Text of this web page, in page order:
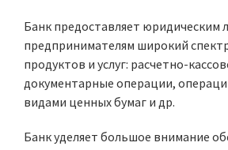
Банк предоставляет юридическим
предпринимателям широкий
продуктов и услуг: расчетно-
документарные операции,
видами ценных бумаг и др.
Банк уделяет большое внимание